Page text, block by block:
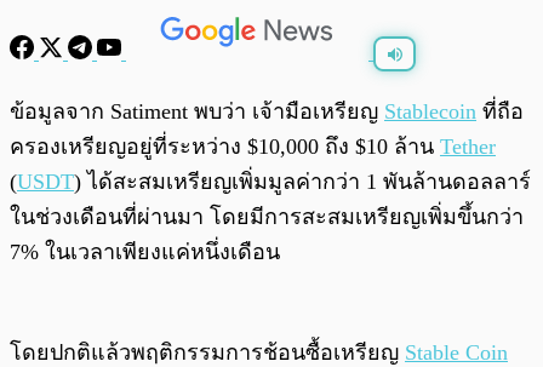
0:00
ข้อมูลจาก Satiment พบว่า เจ้ามือเหรียญ Stablecoin ที่ถือ
ครองเหรียญอยู่ที่ระหว่าง $10,000 ถึง $10 ล้าน Tether
(USDT) ได้สะสมเหรียญเพิ่มมูลค่ากว่า 1 พันล้านดอลลาร์
ในช่วงเดือนที่ผ่านมา โดยมีการสะสมเหรียญเพิ่มขึ้นกว่า
7% ในเวลาเพียงแค่หนึ่งเดือน
โดยปกติแล้วพฤติกรรมการช้อนซื้อเหรียญ Stable Coin